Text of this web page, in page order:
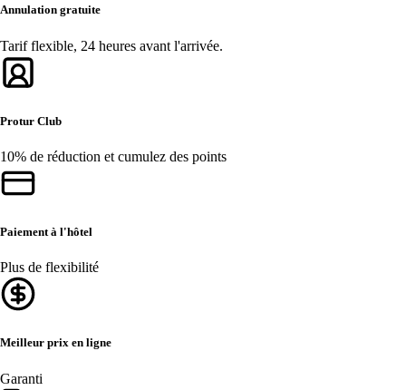
Annulation gratuite
Tarif flexible, 24 heures avant l'arrivée.
Protur Club
10% de réduction et cumulez des points
Paiement à l'hôtel
Plus de flexibilité
Meilleur prix en ligne
Garanti